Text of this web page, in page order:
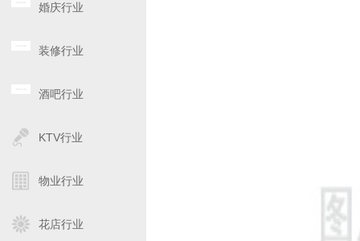
婚庆行业
装修行业
酒吧行业
KTV行业
物业行业
花店行业